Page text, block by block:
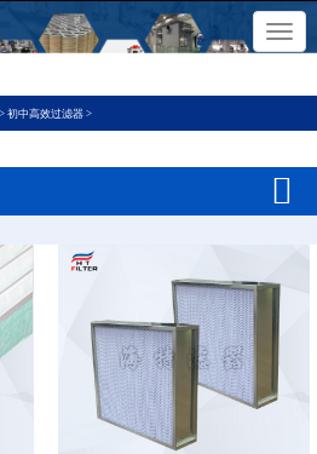
切
换
导
×
> 初中高效过滤器 >